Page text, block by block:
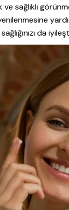
ve sağlıklı
da